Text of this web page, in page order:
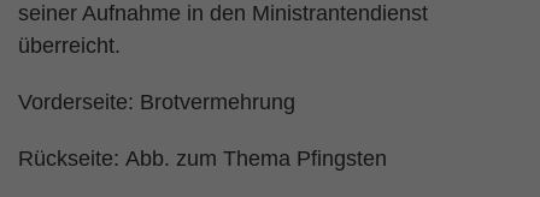
seiner Aufnahme in den Ministrantendienst
überreicht.
Vorderseite: Brotvermehrung
Rückseite: Abb. zum Thema Pfingsten